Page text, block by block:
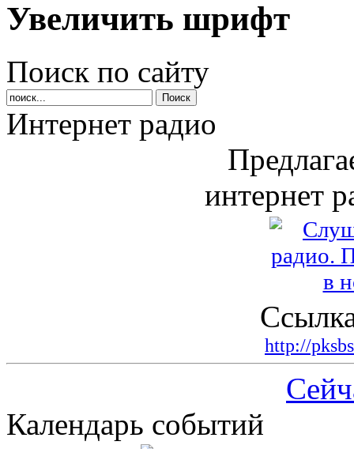
Увеличить шрифт
Поиск по сайту
Интернет радио
интернет
http://
Календарь событий